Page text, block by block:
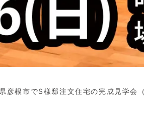
彦根市でS様邸注文住宅の完成見学会